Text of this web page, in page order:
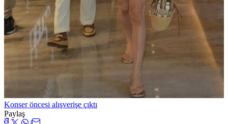
Konser öncesi alışverişe çıktı
Paylaş